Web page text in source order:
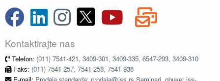
Kontaktirajte nas
Telefon: (011) 7541-421, 3409-301, 3409-335, 6547-293, 3409-310
Faks: (011) 7541-257, 7541-258, 7541-938